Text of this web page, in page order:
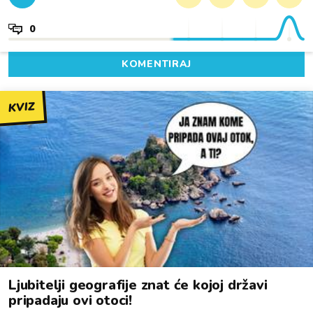
0
KOMENTIRAJ
KVIZ
Ljubitelji geografije znat će kojoj državi
pripadaju ovi otoci!